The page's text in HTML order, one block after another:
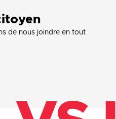
de nous joindre en tout